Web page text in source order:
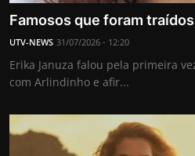
FALE CONOSCO
Famosos que foram
UTV-NEWS 31/07/2026 - 12:20
Erika Januza falou pela primeira
com Arlindinho e afir...